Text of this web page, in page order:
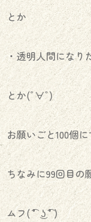
とか
・透明人間になり
とか(ﾟ∀ﾟ)
お願いごと100個
ちなみに99回目の
ムフ( ͡° ͜ʖ ͡°)